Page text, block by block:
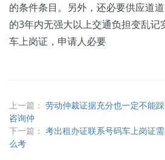
的条件条目。另外，还必要供应道
的3年内无强大以上交通负担变乱记
车上岗证，申请人必要
上一篇： 劳动仲裁证据充分也一定不能
咨询仲
下一篇： 考出租办证联系号码车上岗证
么考